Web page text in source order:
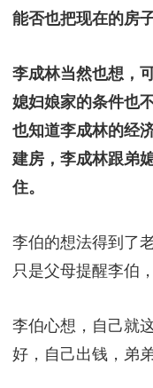
能否也把现在的房
李成林当然也想，
媳妇娘家的条件也
也知道李成林的经
建房，李成林跟弟
住。
李伯的想法得到了
只是父母提醒李伯
李伯心想，自己就
好，自己出钱，弟